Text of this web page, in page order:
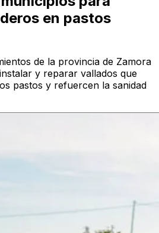
en pastos
de la provincia de Zamora
y reparar vallados que
pastos y refuercen la sanidad